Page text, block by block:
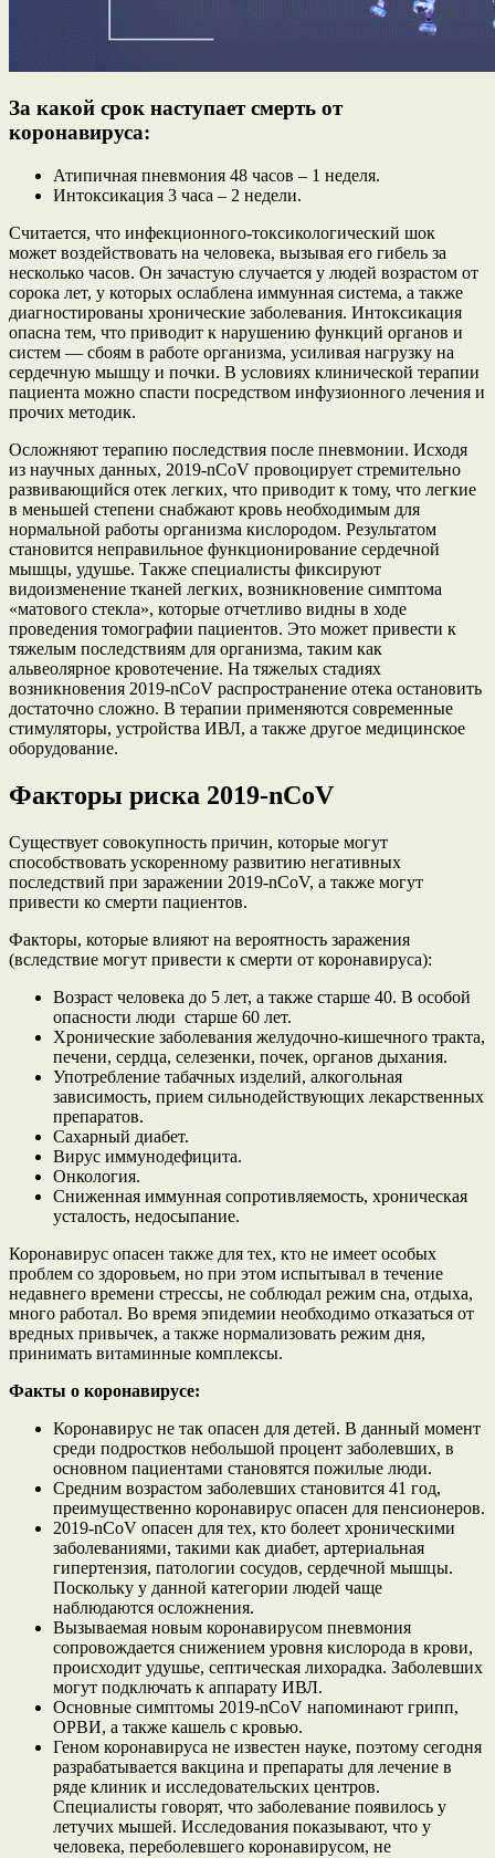
За какой срок наступает смерть от
коронавируса:
Атипичная пневмония 48 часов – 1 неделя.
Интоксикация 3 часа – 2 недели.
Считается, что инфекционного-токсикологический шок
может воздействовать на человека, вызывая его гибель за
несколько часов. Он зачастую случается у людей возрастом от
сорока лет, у которых ослаблена иммунная система, а также
диагностированы хронические заболевания. Интоксикация
опасна тем, что приводит к нарушению функций органов и
систем — сбоям в работе организма, усиливая нагрузку на
сердечную мышцу и почки. В условиях клинической терапии
пациента можно спасти посредством инфузионного лечения и
прочих методик.
Осложняют терапию последствия после пневмонии. Исходя
из научных данных, 2019-nCoV провоцирует стремительно
развивающийся отек легких, что приводит к тому, что легкие
в меньшей степени снабжают кровь необходимым для
нормальной работы организма кислородом. Результатом
становится неправильное функционирование сердечной
мышцы, удушье. Также специалисты фиксируют
видоизменение тканей легких, возникновение симптома
«матового стекла», которые отчетливо видны в ходе
проведения томографии пациентов. Это может привести к
тяжелым последствиям для организма, таким как
альвеолярное кровотечение. На тяжелых стадиях
возникновения 2019-nCoV распространение отека остановить
достаточно сложно. В терапии применяются современные
стимуляторы, устройства ИВЛ, а также другое медицинское
оборудование.
Факторы риска 2019-nCoV
Существует совокупность причин, которые могут
способствовать ускоренному развитию негативных
последствий при заражении 2019-nCoV, а также могут
привести ко смерти пациентов.
Факторы, которые влияют на вероятность заражения
(вследствие могут привести к смерти от коронавируса):
Возраст человека до 5 лет, а также старше 40. В особой
опасности люди старше 60 лет.
Хронические заболевания желудочно-кишечного тракта,
печени, сердца, селезенки, почек, органов дыхания.
Употребление табачных изделий, алкогольная
зависимость, прием сильнодействующих лекарственных
препаратов.
Сахарный диабет.
Вирус иммунодефицита.
Онкология.
Сниженная иммунная сопротивляемость, хроническая
усталость, недосыпание.
Коронавирус опасен также для тех, кто не имеет особых
проблем со здоровьем, но при этом испытывал в течение
недавнего времени стрессы, не соблюдал режим сна, отдыха,
много работал. Во время эпидемии необходимо отказаться от
вредных привычек, а также нормализовать режим дня,
принимать витаминные комплексы.
Факты о коронавирусе:
Коронавирус не так опасен для детей. В данный момент
среди подростков небольшой процент заболевших, в
основном пациентами становятся пожилые люди.
Средним возрастом заболевших становится 41 год,
преимущественно коронавирус опасен для пенсионеров.
2019-nCoV опасен для тех, кто болеет хроническими
заболеваниями, такими как диабет, артериальная
гипертензия, патологии сосудов, сердечной мышцы.
Поскольку у данной категории людей чаще
наблюдаются осложнения.
Вызываемая новым коронавирусом пневмония
сопровождается снижением уровня кислорода в крови,
происходит удушье, септическая лихорадка. Заболевших
могут подключать к аппарату ИВЛ.
Основные симптомы 2019-nCoV напоминают грипп,
ОРВИ, а также кашель с кровью.
Геном коронавируса не известен науке, поэтому сегодня
разрабатывается вакцина и препараты для лечение в
ряде клиник и исследовательских центров.
Специалисты говорят, что заболевание появилось у
летучих мышей. Исследования показывают, что у
человека, переболевшего коронавирусом, не